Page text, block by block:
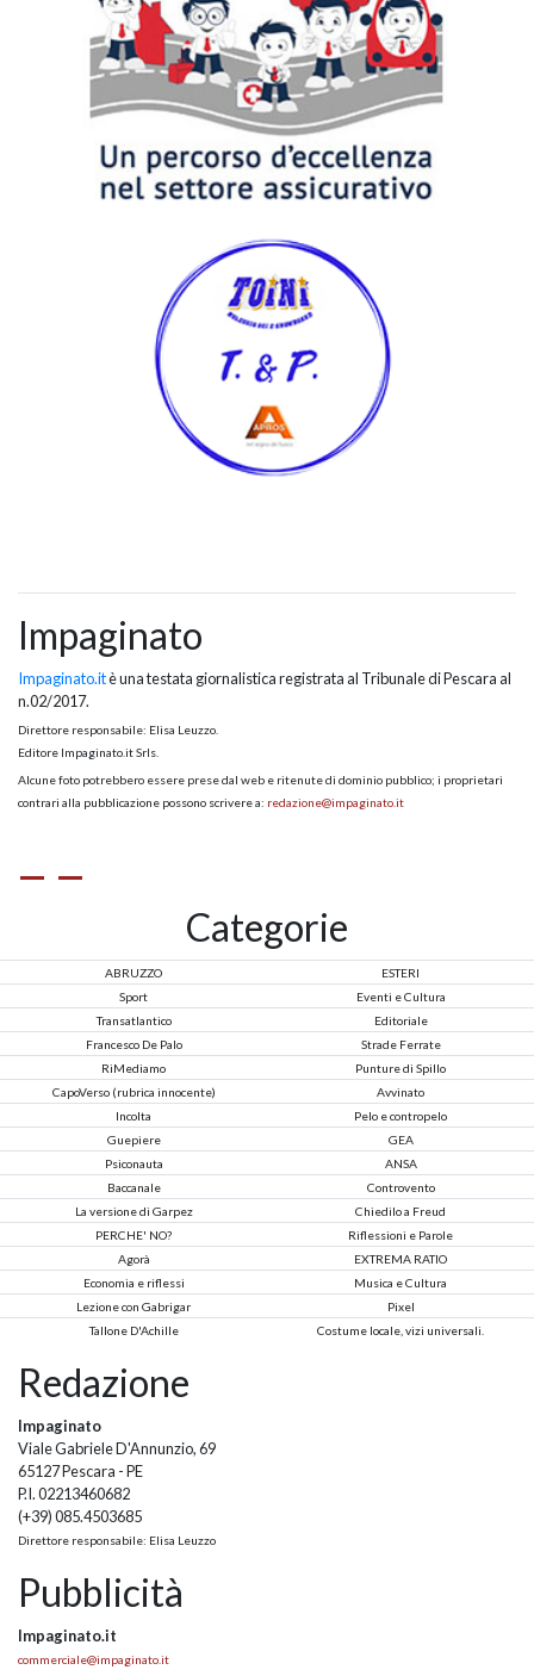
Impaginato
Impaginato.itè una testata giornalistica registrata al Tribunale di Pescara al
n.02/2017.
Direttore responsabile: Elisa Leuzzo.
Editore Impaginato.it Srls.
Alcune foto potrebbero essere prese dal web e ritenute di dominio pubblico; i proprietari
contrari alla pubblicazione possono scrivere a: redazione@impaginato.it
Categorie
ABRUZZO
ESTERI
Sport
Eventi e Cultura
Transatlantico
Editoriale
Francesco De Palo
Strade Ferrate
RiMediamo
Punture di Spillo
CapoVerso (rubrica innocente)
Avvinato
Incolta
Pelo e contropelo
Guepiere
GEA
Psiconauta
ANSA
Baccanale
Controvento
La versione di Garpez
Chiedilo a Freud
PERCHE' NO?
Riflessioni e Parole
Agorà
EXTREMA RATIO
Economia e riflessi
Musica e Cultura
Lezione con Gabrigar
Pixel
Tallone D'Achille
Costume locale, vizi universali.
Redazione
Impaginato
Viale Gabriele D'Annunzio, 69
65127 Pescara - PE
P.I. 02213460682
(+39) 085.4503685
Direttore responsabile: Elisa Leuzzo
Pubblicità
Impaginato.it
commerciale@impaginato.it